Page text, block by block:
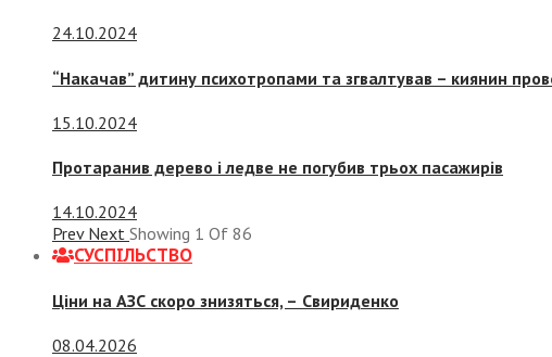
24.10.2024
“Накачав” дитину психотропами та згвалтував – киянин
15.10.2024
Протаранив дерево і ледве не погубив трьох пасажирів
14.10.2024
Prev Next Showing 1 Of 86
СУСПIЛЬСТВО
Ціни на АЗС скоро знизяться, – Свириденко
08.04.2026